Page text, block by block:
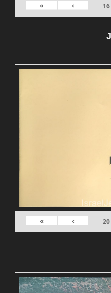
16
›
»
20
›
»